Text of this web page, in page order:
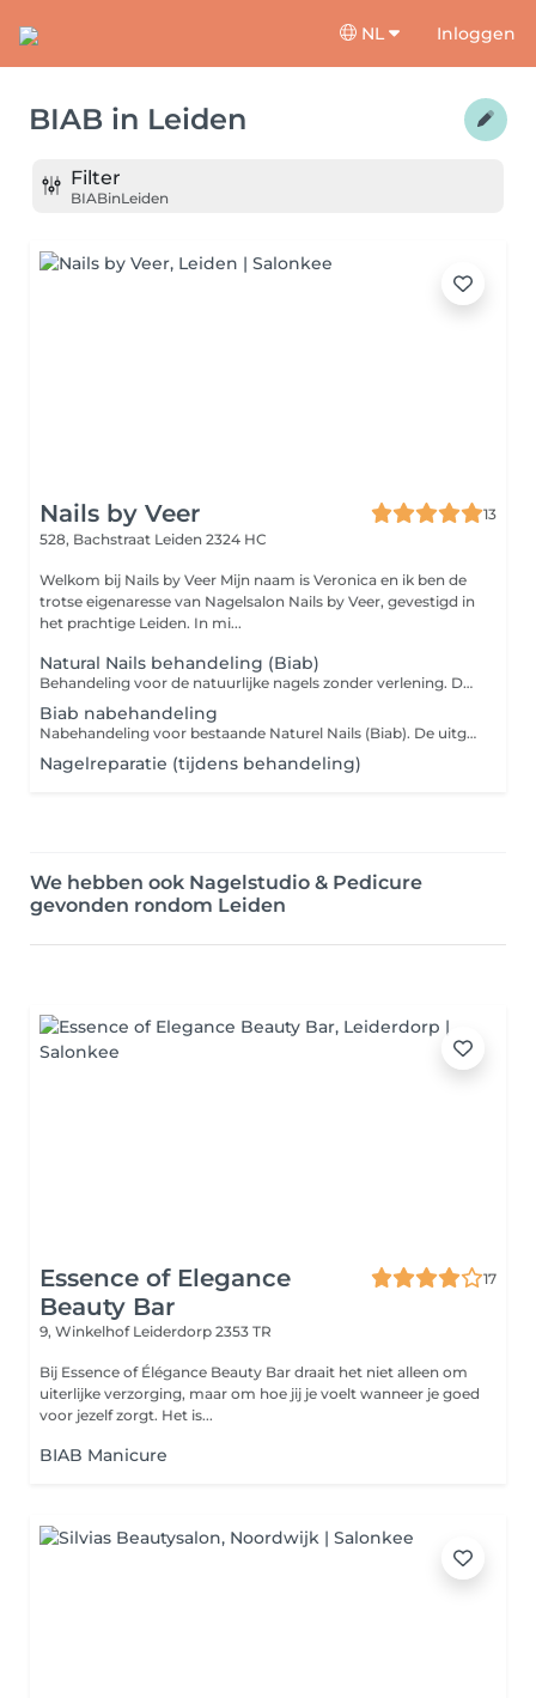
NL Inloggen
BIAB in Leiden
Filter
BIABinLeiden
Nails by Veer
13
528, Bachstraat Leiden 2324 HC
Welkom bij Nails by Veer Mijn naam is Veronica en ik ben de
trotse eigenaresse van Nagelsalon Nails by Veer, gevestigd in
het prachtige Leiden. In mi...
Natural Nails behandeling (Biab)
Behandeling voor de natuurlijke nagels zonder verlening. De nagels worden verstevigd met een BIAB voor extra sterke en natuurlijke uitstraling. De behandeling bestaat uit: * Manicure * Nagelriemen verzorgen * BIAB versteviging * Afwerking met kleur of naturel Geschikt voor klanten die hun eigen nagels willen laten groeien en versterken. LET OP: Geen verlening mogelijk bij deze behandeling
Biab nabehandeling
Nabehandeling voor bestaande Naturel Nails (Biab). De uitgroei wordt bijgewerkt en de nagels worden opnieuw in model gebracht. De nabehandeling bestaat uit: * Bijwerken van de uitgroei * Nagels opnieuw verstevigen * Nagelriemen verzorgen Deze behandeling wordt geadviseerd na 3-4 weken. Bij een uitgroei van meer dan 4 weken kan een meerprijs gelden. LET OP: Alleen voor bestaande sets uit mijn eigen salon.
Nagelreparatie (tijdens behandeling)
We hebben ook Nagelstudio & Pedicure
gevonden rondom Leiden
Essence of Elegance
Beauty Bar
17
9, Winkelhof Leiderdorp 2353 TR
Bij Essence of Élégance Beauty Bar draait het niet alleen om
uiterlijke verzorging, maar om hoe jij je voelt wanneer je goed
voor jezelf zorgt. Het is...
BIAB Manicure